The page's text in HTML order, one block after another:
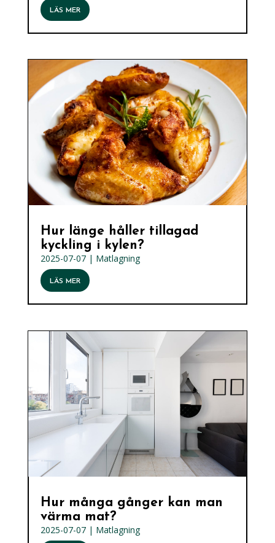
LÄS MER
Hur länge håller tillagad
kyckling i kylen?
2025-07-07| Matlagning
LÄS MER
Hur många gånger kan man
värma mat?
2025-07-07| Matlagning